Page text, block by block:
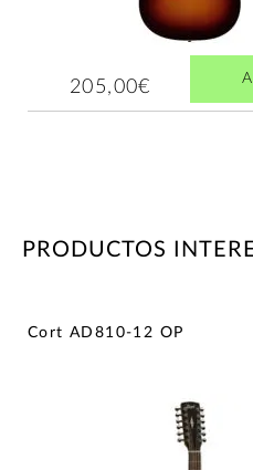
205,00€
PRODUCTOS
Cort AD810-12 OP